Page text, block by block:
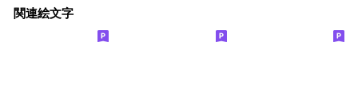
関連絵文字